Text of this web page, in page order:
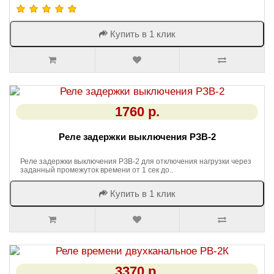
Купить в 1 клик
1760 р.
Реле задержки выключения РЗВ-2
Реле задержки выключения РЗВ-2 для отключения нагрузки через
заданный промежуток времени от 1 сек до..
Купить в 1 клик